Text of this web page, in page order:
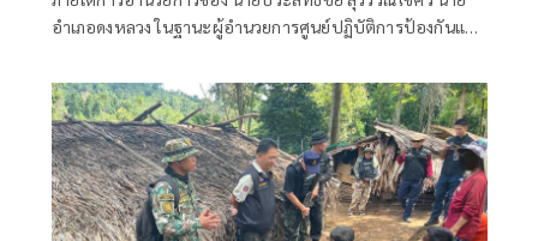
อำเภอดงหลวง ในฐานะผู้อำนวยการศูนย์ปฏิบัติการป้องกันและ